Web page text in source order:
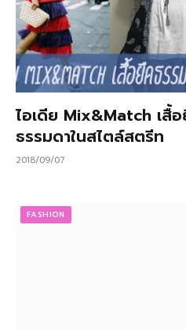
ไอเดีย Mix&Match เสื้
ธรรมดาในสไตล์สตรีท
2018/09/07
FASHION